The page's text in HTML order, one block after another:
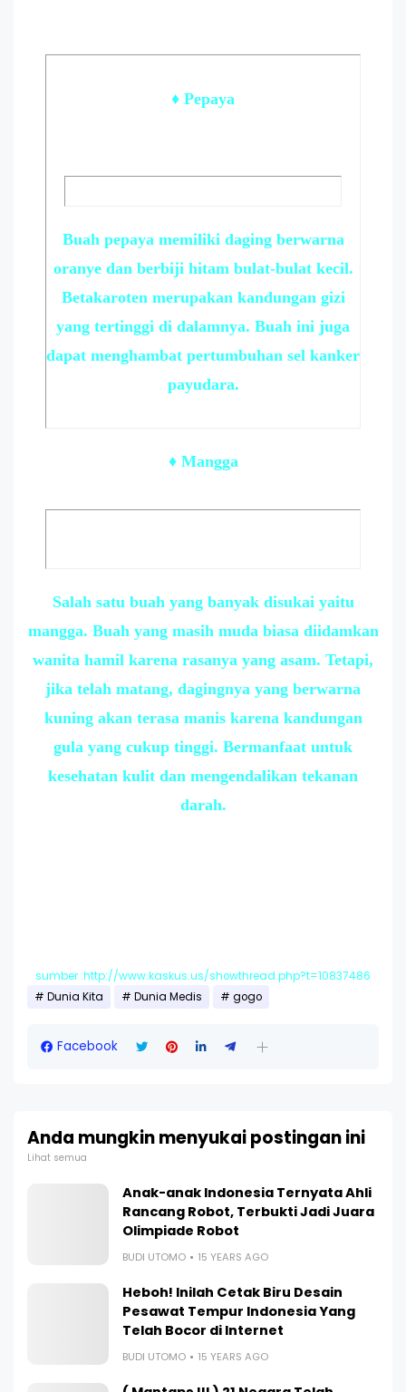
♦ Pepaya
Buah pepaya memiliki daging berwarna
oranye dan berbiji hitam bulat-bulat kecil.
Betakaroten merupakan kandungan gizi
yang tertinggi di dalamnya. Buah ini juga
dapat menghambat pertumbuhan sel kanker
payudara.
♦ Mangga
Salah satu buah yang banyak disukai yaitu
mangga. Buah yang masih muda biasa diidamkan
wanita hamil karena rasanya yang asam. Tetapi,
jika telah matang, dagingnya yang berwarna
kuning akan terasa manis karena kandungan
gula yang cukup tinggi. Bermanfaat untuk
kesehatan kulit dan mengendalikan tekanan
darah.
sumber :http://www.kaskus.us/showthread.php?t=10837486
Dunia Kita
Dunia Medis gogo
Facebook
Anda mungkin menyukai postingan ini
Lihat semua
Anak-anak Indonesia Ternyata Ahli
Rancang Robot, Terbukti Jadi Juara
Olimpiade Robot
BUDI UTOMO 15 YEARS AGO
Heboh! Inilah Cetak Biru Desain
Pesawat Tempur Indonesia Yang
Telah Bocor di Internet
BUDI UTOMO 15 YEARS AGO